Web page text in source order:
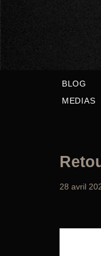
BLOG
MEDIAS
28 avril